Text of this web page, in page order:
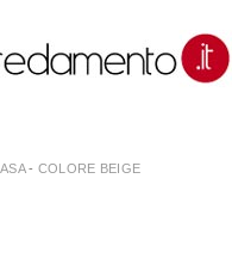
- COLORE BEIGE